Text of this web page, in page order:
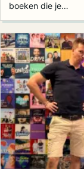
boeken die je…